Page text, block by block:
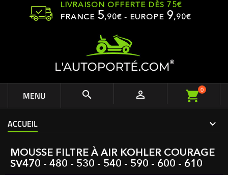
LIVRAISON OFFERTE DÈS 75€
FRANCE 5,90€ - EUROPE 9,90€
MENU   0
ACCUEIL
MOUSSE FILTRE À AIR KOHLER COURAGE
SV470 - 480 - 530 - 540 - 590 - 600 - 610